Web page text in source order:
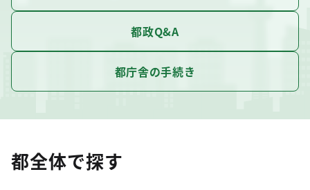
都政Q&A
都庁舎の手続き
都全体で探す